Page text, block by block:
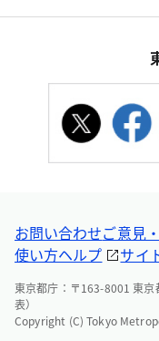
お問い合わせご意見
使い方ヘルプ
サイ
東京都庁：〒163-8001 東
表）
Copyright (C) Tokyo